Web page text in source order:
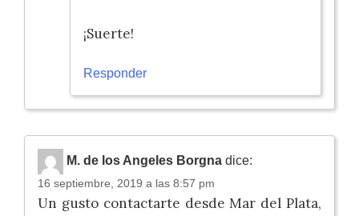
¡Suerte!
Responder
M. de los Angeles Borgna dice:
16 septiembre, 2019 a las 8:57 pm
Un gusto contactarte desde Mar del Plata,